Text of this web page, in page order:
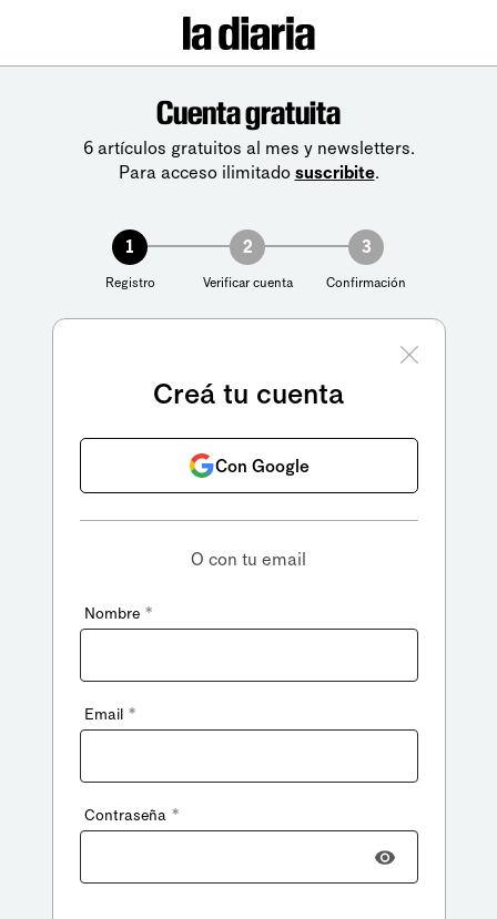
Cuenta gratuita
6 artículos gratuitos al mes y newsletters.
Para acceso ilimitado suscribite.
1
Registro
2
Verificar cuenta
3
Confirmación
Creá tu cuenta
Con Google
O con tu email
Nombre *
Email *
Contraseña *